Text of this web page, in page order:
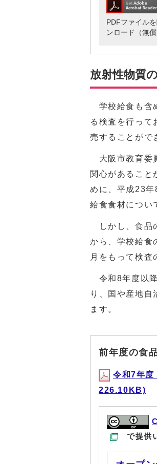
PDFファイル
ンロード（無
放射性物質
学校給食も含
る検査を行って
売することがで
大阪市教育委
関心があること
めに、平成23年
給食食材につい
しかし、食品
から、学校給食
月をもって検査
令和8年度以降
り、国や産地自
ます。
前年度の食
令和7年
226.10KB)
で提供